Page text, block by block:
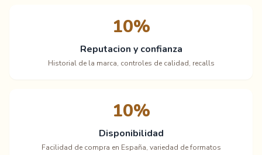
10%
Reputacion y confianza
Historial de la marca, controles de calidad, recalls
10%
Disponibilidad
Facilidad de compra en España, variedad de formatos